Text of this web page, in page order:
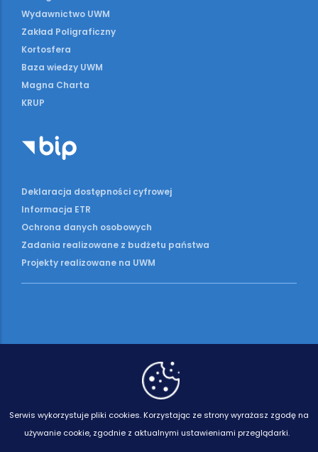
Wydawnictwo UWM
Zakład Poligraficzny
Kortosfera
Baza wiedzy UWM
Magna Charta
KRUP
Deklaracja dostępności cyfrowej
Informacja ETR
Ochrona danych osobowych
Zadania realizowane z budżetu państwa
Projekty realizowane na UWM
Serwis wykorzystuje pliki cookies. Korzystając ze strony wyrażasz zgodę na
używanie cookie, zgodnie z aktualnymi ustawieniami przeglądarki.